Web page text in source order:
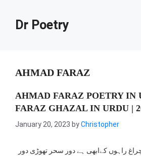
contentDr Poetry
AHMAD FARAZ
AHMAD FARAZ POETRY IN
FARAZ GHAZAL IN URDU |
January 20, 2023 byChristopher